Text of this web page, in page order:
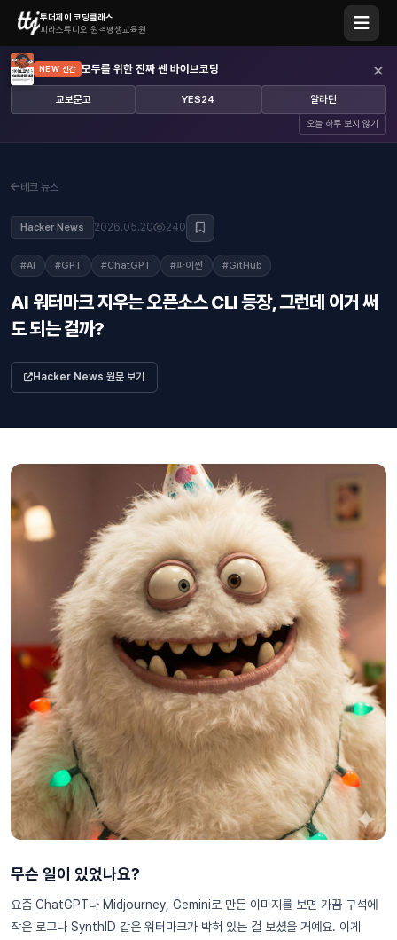
투더제이 코딩클래스
피라스튜디오 원격평생교육원
NEW 신간 모두를 위한 진짜 쎈 바이브코딩
교보문고 YES24 알라딘
오늘 하루 보지 않기
×
테크 뉴스
Hacker News 2026.05.20 240
#AI #GPT #ChatGPT #파이썬 #GitHub
AI 워터마크 지우는 오픈소스 CLI 등장, 그런데 이거 써
도 되는 걸까?
Hacker News 원문 보기
무슨 일이 있었나요?
요즘 ChatGPT나 Midjourney, Gemini로 만든 이미지를 보면 가끔 구석에
작은 로고나 SynthID 같은 워터마크가 박혀 있는 걸 보셨을 거예요. 이게